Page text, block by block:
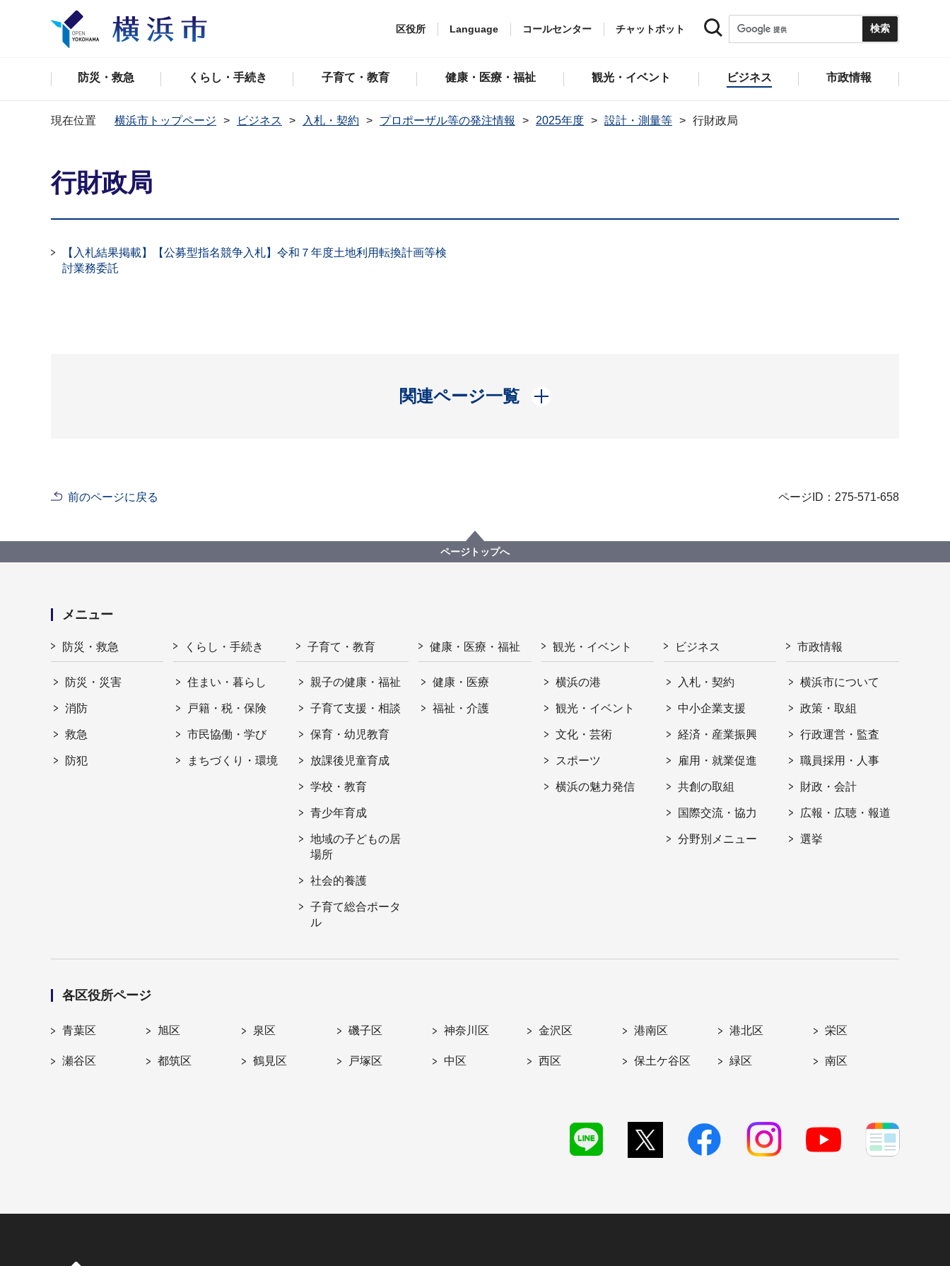
区役所 Language コールセンター チャットボット
防災・救急 くらし・手続き 子育て・教育 健康・医療・福祉 観光・イベント ビジネス 市政情報
現在位置 横浜市トップページ ビジネス 入札・契約 プロポーザル等の発注情報 2025年度 設計・測量等 行財政局
行財政局
【入札結果掲載】【公募型指名競争入札】令和７年度土地利用転換計画等検
討業務委託
関連ページ一覧
開く
前のページに戻る ページID：275-571-658
ページトップへ
メニュー
防災・救急
防災・災害
消防
救急
防犯
くらし・手続き
住まい・暮らし
戸籍・税・保険
市民協働・学び
まちづくり・環境
子育て・教育
親子の健康・福祉
子育て支援・相談
保育・幼児教育
放課後児童育成
学校・教育
青少年育成
地域の子どもの居
場所
社会的養護
子育て総合ポータ
ル
健康・医療・福祉
健康・医療
福祉・介護
観光・イベント
横浜の港
観光・イベント
文化・芸術
スポーツ
横浜の魅力発信
ビジネス
入札・契約
中小企業支援
経済・産業振興
雇用・就業促進
共創の取組
国際交流・協力
分野別メニュー
市政情報
横浜市について
政策・取組
行政運営・監査
職員採用・人事
財政・会計
広報・広聴・報道
選挙
各区役所ページ
青葉区 旭区 泉区 磯子区 神奈川区 金沢区 港南区 港北区 栄区
瀬谷区 都筑区 鶴見区 戸塚区 中区 西区 保土ケ谷区 緑区 南区